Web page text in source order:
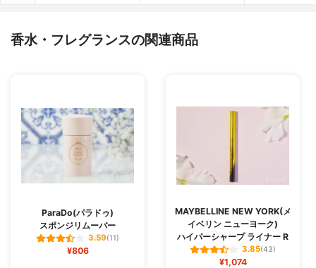
香水・フレグランスの関連商品
ParaDo(パラドゥ)
スポンジリムーバー
3.59(11)
¥806
MAYBELLINE NEW YORK(メ
イベリン ニューヨーク)
ハイパーシャープ ライナー R
3.85(43)
¥1,074